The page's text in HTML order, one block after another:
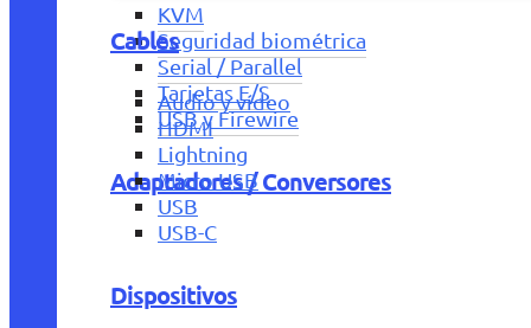
KVM
Seguridad biométrica
Serial / Parallel
Tarjetas E/S
USB y Firewire
Adaptadores / Conversores
Cables
Audio y vídeo
HDMI
Lightning
Micro USB
USB
USB-C
Dispositivos